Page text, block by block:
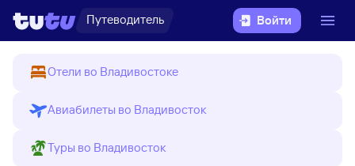
Путеводитель Войти
Отели во Владивостоке
Авиабилеты во Владивосток
Туры во Владивосток